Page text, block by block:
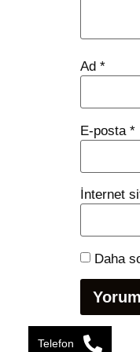
Ad *
E-posta *
İnternet
Daha
Telefon